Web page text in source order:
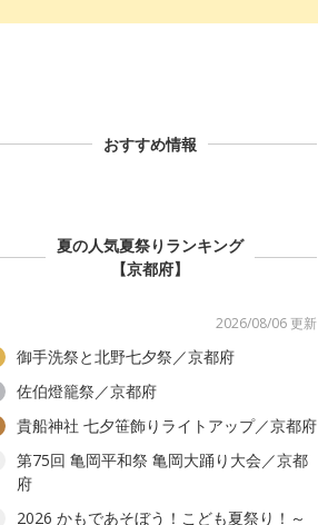
おすすめ情報
夏の人気夏祭りランキング
【京都府】
2026/08/06 更新
御手洗祭と北野七夕祭／京都府
佐伯燈籠祭／京都府
貴船神社 七夕笹飾りライトアップ／京都府
第75回 亀岡平和祭 亀岡大踊り大会／京都
府
2026 かもであそぼう！こども夏祭り！～